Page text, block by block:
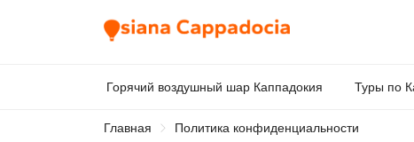
Горячий воздушный шар Каппадокия Туры по
Главная Политика конфиденциальности